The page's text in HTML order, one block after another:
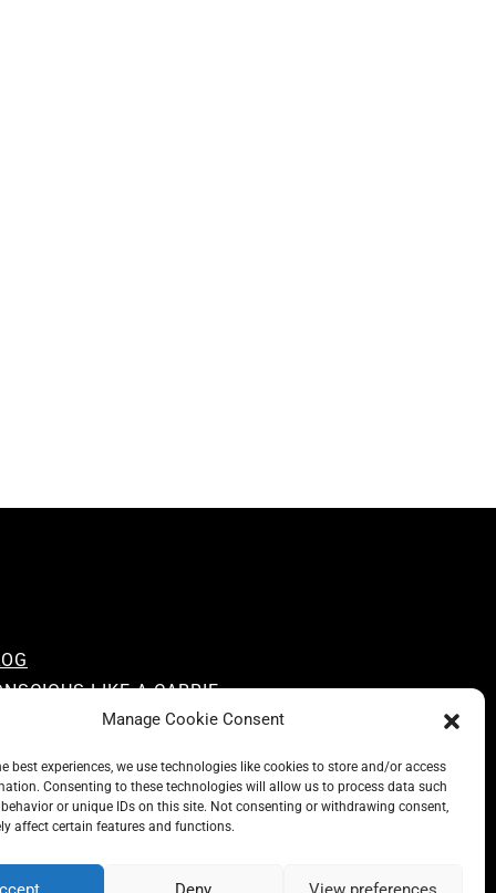
Manage Cookie Consent
best experiences, we use technologies like cookies to store and/or access
Consenting to these technologies will allow us to process data such
or unique IDs on this site. Not consenting or withdrawing consent,
affect certain features and functions.
LIKE A CARRIE
CARRIE RECOMMENDS